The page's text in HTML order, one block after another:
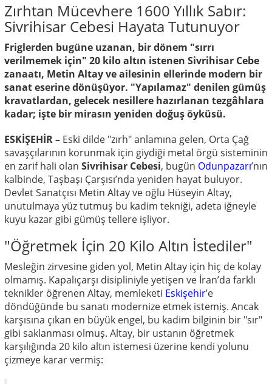
Zırhtan Mücevhere 1600 Yıllık Sabır:
Sivrihisar Cebesi Hayata Tutunuyor
Friglerden bugüne uzanan, bir dönem "sırrı
verilmemek için" 20 kilo altın istenen Sivrihisar Cebe
zanaatı, Metin Altay ve ailesinin ellerinde modern bir
sanat eserine dönüşüyor. "Yapılamaz" denilen gümüş
kravatlardan, gelecek nesillere hazırlanan tezgâhlara
kadar; işte bir mirasın yeniden doğuş öyküsü.
ESKİŞEHİR – Eski dilde "zırh" anlamına gelen, Orta Çağ
savaşçılarının korunmak için giydiği metal örgü sisteminin
en zarif hali olan Sivrihisar Cebesi, bugün Odunpazarı’nın
kalbinde, Taşbaşı Çarşısı’nda yeniden hayat buluyor.
Devlet Sanatçısı Metin Altay ve oğlu Hüseyin Altay,
unutulmaya yüz tutmuş bu kadim tekniği, adeta iğneyle
kuyu kazar gibi gümüş tellere işliyor.
"Öğretmek İçin 20 Kilo Altın İstediler"
Mesleğin zirvesine giden yol, Metin Altay için hiç de kolay
olmamış. Kapalıçarşı disipliniyle yetişen ve İran’da farklı
teknikler öğrenen Altay, memleketi Eskişehir’e
döndüğünde bu sanatı modernize etmek istemiş. Ancak
karşısına çıkan en büyük engel, bu kadim bilginin bir "sır"
gibi saklanması olmuş. Altay, bir ustanın öğretmek
karşılığında 20 kilo altın istemesi üzerine kendi yolunu
çizmeye karar vermiş: